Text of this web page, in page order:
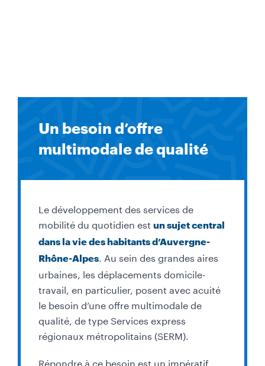
Un besoin d’offre
multimodale de qualité
Le développement des services de
mobilité du quotidien est un sujet central
dans la vie des habitants d’Auvergne-
Rhône-Alpes. Au sein des grandes aires
urbaines, les déplacements domicile-
travail, en particulier, posent avec acuité
le besoin d’une offre multimodale de
qualité, de type Services express
régionaux métropolitains (SERM).
Répondre à ce besoin est un impératif